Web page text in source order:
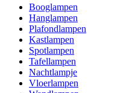
Booglampen
Hanglampen
Plafondlampen
Kastlampen
Spotlampen
Tafellampen
Nachtlampje
Vloerlampen